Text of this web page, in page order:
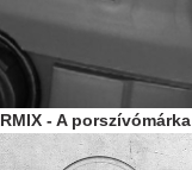
- A porszívómárka